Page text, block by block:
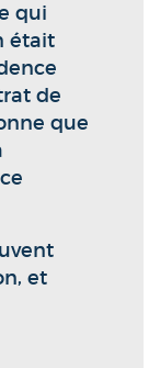
qui
était
de
que
et